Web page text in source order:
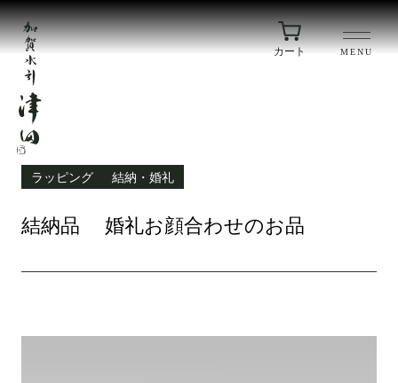
MENU
カート
ラッピング 結納・婚礼
結納品 婚礼お顔合わせのお品